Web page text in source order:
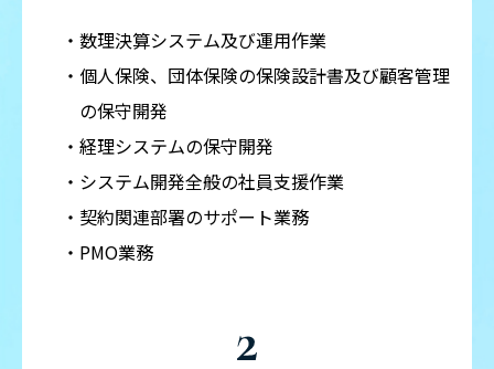
数理決算システム及び運用作業
個人保険、団体保険の保険設計書及び顧客管理
の保守開発
経理システムの保守開発
システム開発全般の社員支援作業
契約関連部署のサポート業務
PMO業務